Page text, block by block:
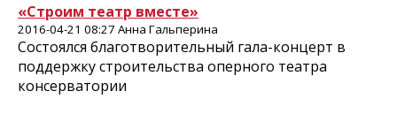
«Строим театр вместе»
2016-04-21 08:27 Анна Гальперина
Состоялся благотворительный гала-концерт в
поддержку строительства оперного театра
консерватории